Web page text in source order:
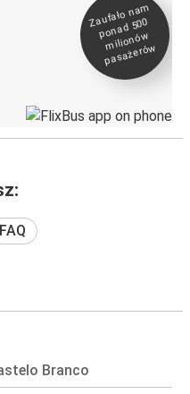
Zaufało na
m
ponad 500
milionó
w
pasażeró
w
FAQ
Branco